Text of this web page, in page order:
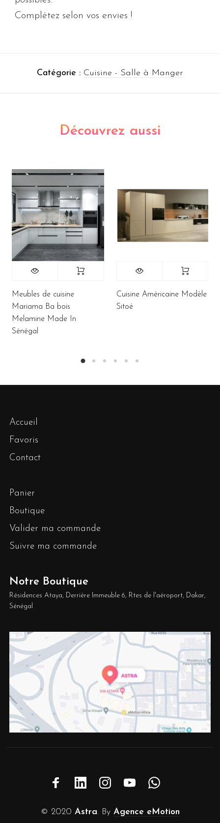
Complétez selon vos envies !
Catégorie : Cuisine - Salle à Manger
Découvrez aussi
Meubles de cuisine
Mariama Ba bois
Melamine Made In
Sénégal
Cuisine Américaine Modèle
Sitoé
Accueil
Favoris
Contact
Panier
Boutique
Valider ma commande
Suivre ma commande
Notre Boutique
Résidences Ataya, Derrière Immeuble 6, Rtes de l'aéroport, Dakar,
Sénégal
© 2020 Astra. By Agence eMotion